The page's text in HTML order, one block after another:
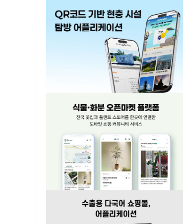
지도기반 기계 관리 WEB 및 APP 프…
마지막까지 최선을 다해줘서 감사합니다.
AI 문서검색 및 질의응답 시스템(RAG)
QR코드 기반 현충 시설 탐방 어플리케이
션